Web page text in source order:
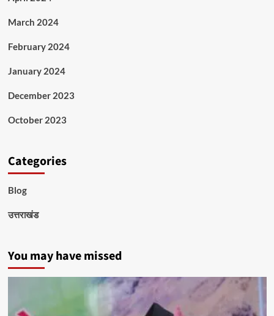
March 2024
February 2024
January 2024
December 2023
October 2023
Categories
Blog
उत्तराखंड
You may have missed